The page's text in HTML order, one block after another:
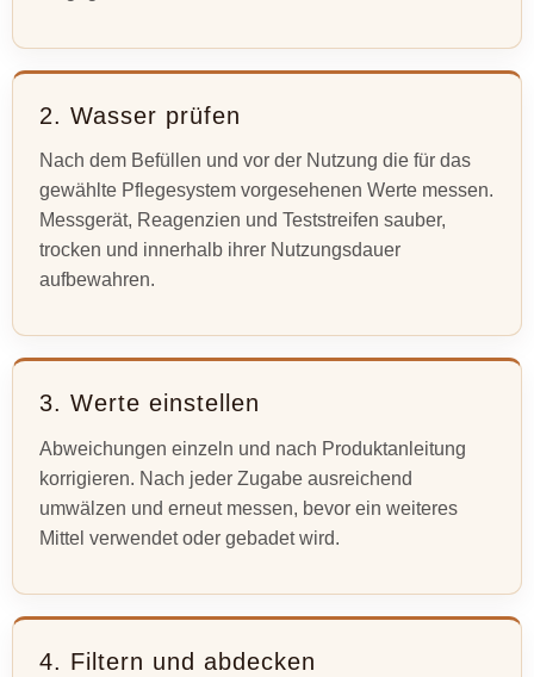
2. Wasser prüfen
Nach dem Befüllen und vor der Nutzung die für das
gewählte Pflegesystem vorgesehenen Werte messen.
Messgerät, Reagenzien und Teststreifen sauber,
trocken und innerhalb ihrer Nutzungsdauer
aufbewahren.
3. Werte einstellen
Abweichungen einzeln und nach Produktanleitung
korrigieren. Nach jeder Zugabe ausreichend
umwälzen und erneut messen, bevor ein weiteres
Mittel verwendet oder gebadet wird.
4. Filtern und abdecken